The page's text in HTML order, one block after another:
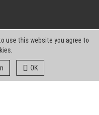
use this website you agree to
OK